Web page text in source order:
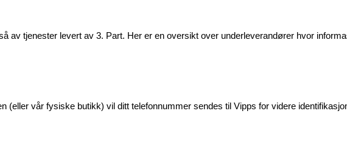
av tjenester levert av 3. Part. Her er en oversikt over underleverandører hvor
(eller vår fysiske butikk) vil ditt telefonnummer sendes til Vipps for videre